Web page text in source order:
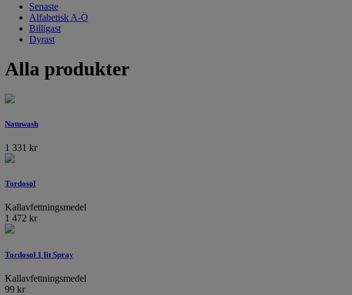
Senaste
Alfabetisk A-Ö
Billigast
Dyrast
Alla produkter
Natuwash
1 331 kr
Tordosol
Kallavfettningsmedel
1 472 kr
Tordosol 1 lit Spray
Kallavfettningsmedel
99 kr